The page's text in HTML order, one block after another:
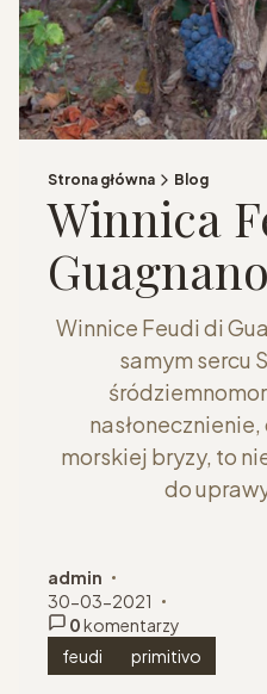
Strona główna Blog
Winnica
Guagnano
Winnice Feudi di
samym sercu
morskiej bryzy, to
do
autor:
admin
dodano:
30-03-2021
0komentarzy
w kategorii
feudi primitivo